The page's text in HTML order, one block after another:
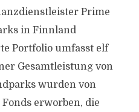
Prime
in Finnland
Portfolio umfasst elf
Gesamtleistung von
wurden von
erworben, die